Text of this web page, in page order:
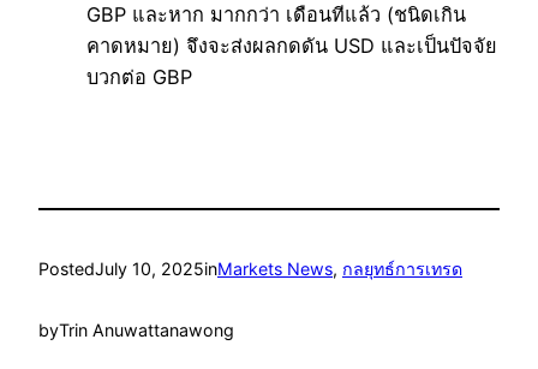
GBP และหาก มากกว่า เดือนทีแล้ว (ชนิดเกิน
คาดหมาย) จึงจะส่งผลกดดัน USD และเป็นปัจจัย
บวกต่อ GBP
PostedJuly 10, 2025inMarkets News, กลยุทธ์การเทรด
byTrin Anuwattanawong